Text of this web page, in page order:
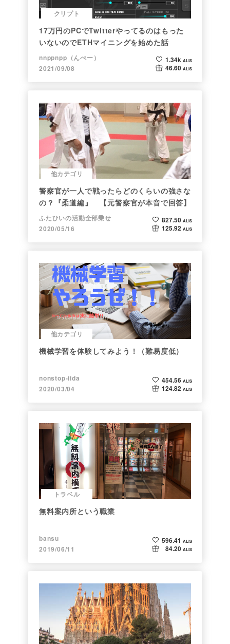
クリプト
17万円のPCでTwitterやってるのはもった
いないのでETHマイニングを始めた話
nnppnpp（んぺー）
2021/09/08
1.34k ALIS
46.60 ALIS
他カテゴリ
警察官が一人で戦ったらどのくらいの強さな
の？『柔道編』 【元警察官が本音で回答】
ふたひいの活動全部乗せ
2020/05/16
827.50 ALIS
125.92 ALIS
他カテゴリ
機械学習を体験してみよう！（難易度低）
nonstop-iida
2020/03/04
454.56 ALIS
124.82 ALIS
トラベル
無料案内所という職業
bansu
2019/06/11
596.41 ALIS
84.20 ALIS